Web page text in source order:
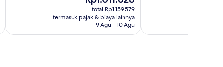
sekarang
Rp1.011.628
total Rp1.159.579
termasuk pajak & biaya lainnya
9 Agu - 10 Agu